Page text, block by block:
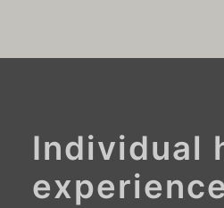
Individual
experience